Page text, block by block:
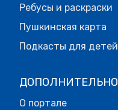
Ребусы и раскраски
Пушкинская карта
Подкасты для детей
ДОПОЛНИТЕЛЬНО
О портале